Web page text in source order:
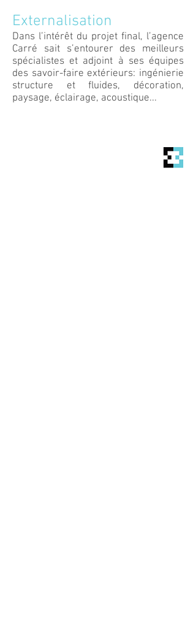
Externalisation
Dans l’intérêt du projet final, l’agence
Carré sait s’entourer des meilleurs
spécialistes et adjoint à ses équipes
des savoir-faire extérieurs: ingénierie
structure et fluides, décoration,
paysage, éclairage, acoustique...